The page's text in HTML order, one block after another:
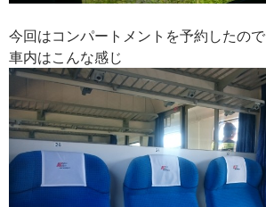
今回はコンパートメントを予約したので
車内はこんな感じ